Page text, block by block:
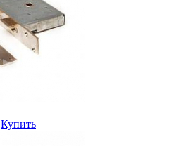
Купить